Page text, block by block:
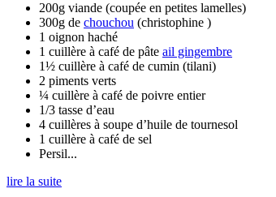
200g viande (coupée en petites lamelles)
300g de chouchou (christophine )
1 oignon haché
1 cuillère à café de pâte ail gingembre
1½ cuillère à café de cumin (tilani)
2 piments verts
¼ cuillère à café de poivre entier
1/3 tasse d’eau
4 cuillères à soupe d’huile de tournesol
1 cuillère à café de sel
Persil...
lire la suite